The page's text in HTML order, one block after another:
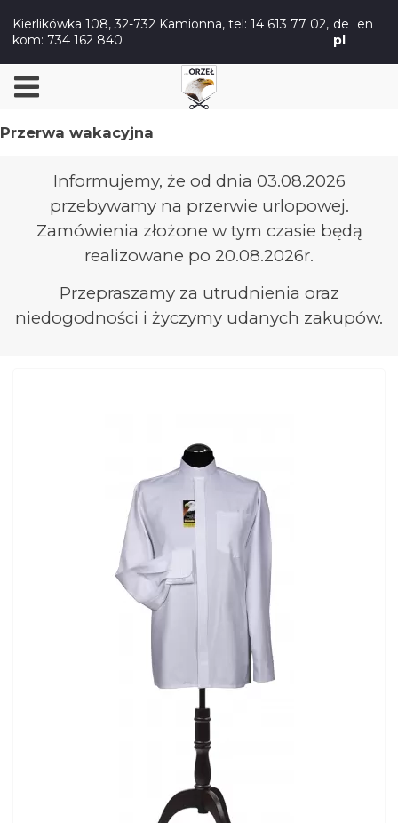
Kierlikówka 108, 32-732 Kamionna, tel: 14 613 77 02,
kom: 734 162 840
de
en
pl
Przerwa wakacyjna
Informujemy, że od dnia 03.08.2026
przebywamy na przerwie urlopowej.
Zamówienia złożone w tym czasie będą
realizowane po 20.08.2026r.
Przepraszamy za utrudnienia oraz
niedogodności i życzymy udanych zakupów.